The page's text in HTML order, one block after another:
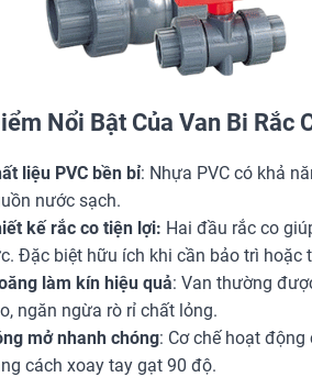
Nổi Bật Của Van Bi Rắc
liệu PVC bền bỉ: Nhựa PVC có khả
nước sạch.
kế rắc co tiện lợi: Hai đầu rắc co
Đặc biệt hữu ích khi cần bảo trì hoặc
làm kín hiệu quả: Van thường
ngăn ngừa rò rỉ chất lỏng.
mở nhanh chóng: Cơ chế hoạt
cách xoay tay gạt 90 độ.